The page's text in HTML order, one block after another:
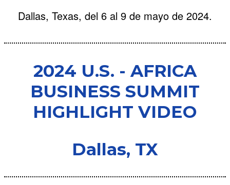
Dallas, Texas, del 6 al 9 de mayo de 2024.
2024 U.S. - AFRICA
BUSINESS SUMMIT
HIGHLIGHT VIDEO
Dallas, TX